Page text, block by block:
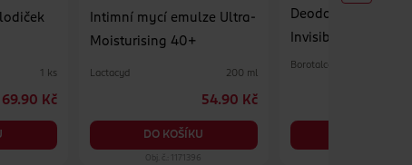
1 ks
69.90 Kč
Intimní mycí emulze Ultra-
Moisturising 40+
Lactacyd 200 ml
54.90 Kč
DO KOŠÍKU
Obj. č.: 1171396
Deodorant sprej
Invisible Musk
Borotalco